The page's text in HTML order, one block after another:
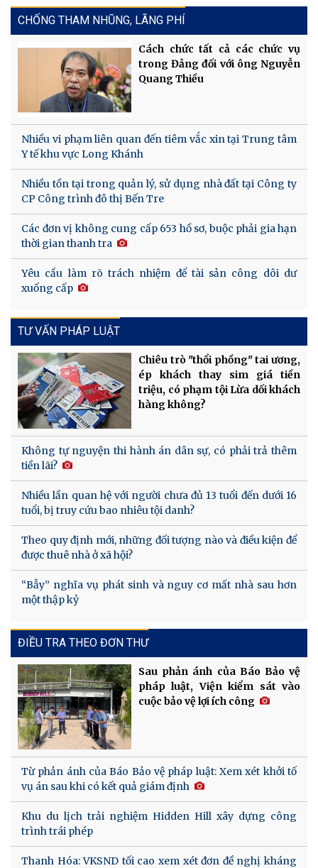
CHỐNG THAM NHŨNG, LÃNG PHÍ
Cách chức tất cả các chức vụ
trong Đảng đối với ông Nguyễn
Quang Thiều
Nhiều vi phạm liên quan đến tiêm vắc xin tại Trung tâm
Y tế khu vực Long Khánh
Nhiều tồn tại trong quản lý, sử dụng nhà đất tại Công ty
CP Công trình đô thị Bến Tre
Các đơn vị không cung cấp 653 hồ sơ, buộc phải gia hạn
thời gian thanh tra
Yêu cầu làm rõ trách nhiệm để tài sản công dôi dư
xuống cấp
TƯ VẤN PHÁP LUẬT
Chiêu trò "thổi phồng" tai ương,
ép khách thay sim giá tiền
triệu, có phạm tội Lừa dối khách
hàng không?
Không tự nguyện thi hành án dân sự, có phải trả thêm
tiền lãi?
Nhiều lần quan hệ với người chưa đủ 13 tuổi đến dưới 16
tuổi, bị truy cứu bao nhiêu tội danh?
Theo quy định mới, những đối tượng nào và điều kiện để
được thuê nhà ở xã hội?
“Bẫy” nghĩa vụ phát sinh và nguy cơ mất nhà sau hơn
một thập kỷ
ĐIỀU TRA THEO ĐƠN THƯ
Sau phản ánh của Báo Bảo vệ
pháp luật, Viện kiểm sát vào
cuộc bảo vệ lợi ích công
Từ phản ánh của Báo Bảo vệ pháp luật: Xem xét khởi tố
vụ án sau khi có kết quả giám định
Khu du lịch trải nghiệm Hidden Hill xây dựng công
trình trái phép
Thanh Hóa: VKSND tối cao xem xét đơn đề nghị kháng